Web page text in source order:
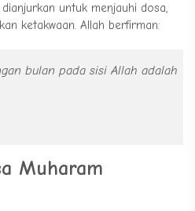
untuk menjauhi dosa,
ketakwaan. Allah berfirman:
bulan pada sisi Allah adalah
Muharam